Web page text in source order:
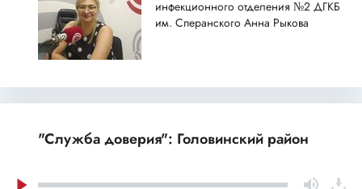
инфекционного отделения №2 ДГКБ
им. Сперанского Анна Рыкова
"Служба доверия": Головинский район